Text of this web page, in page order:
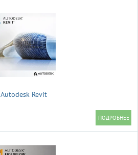
Autodesk Revit